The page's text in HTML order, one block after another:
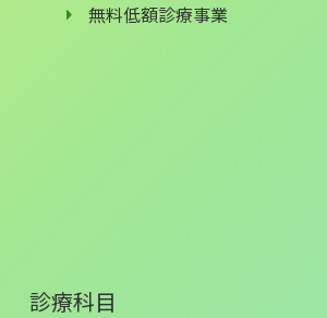
無料低額診療事業
診療科目